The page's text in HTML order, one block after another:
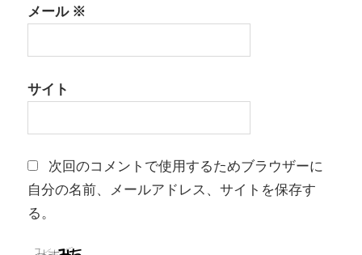
メール※
サイト
次回のコメントで使用するためブラウザーに
自分の名前、メールアドレス、サイトを保存す
る。